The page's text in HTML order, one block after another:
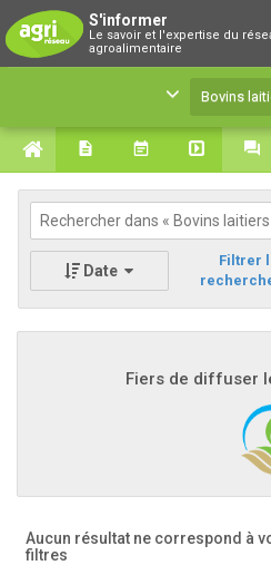
S'informer
Le savoir et l'expertise du
agroalimentaire
Bovins
Le savoir et l'expertise
Bovins
Date
Filtrer
Fiers de diffuser
Aucun résultat ne correspond à
filtres